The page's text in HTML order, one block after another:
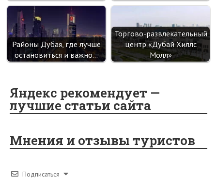
Районы Дубая, где лучше
остановиться и важно…
Торгово-развлекательный
центр «Дубай Хиллс
Молл»
Яндекс рекомендует —
лучшие статьи сайта
Мнения и отзывы туристов
Подписаться